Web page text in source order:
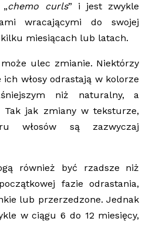
chemo curls” i jest zwykle
wracającymi do swojej
miesiącach lub latach.
ulec zmianie. Niektórzy
włosy odrastają w kolorze
niż naturalny, a
Tak jak zmiany w teksturze,
włosów są zazwyczaj
również być rzadsze niż
fazie odrastania,
lub przerzedzone. Jednak
w ciągu 6 do 12 miesięcy,